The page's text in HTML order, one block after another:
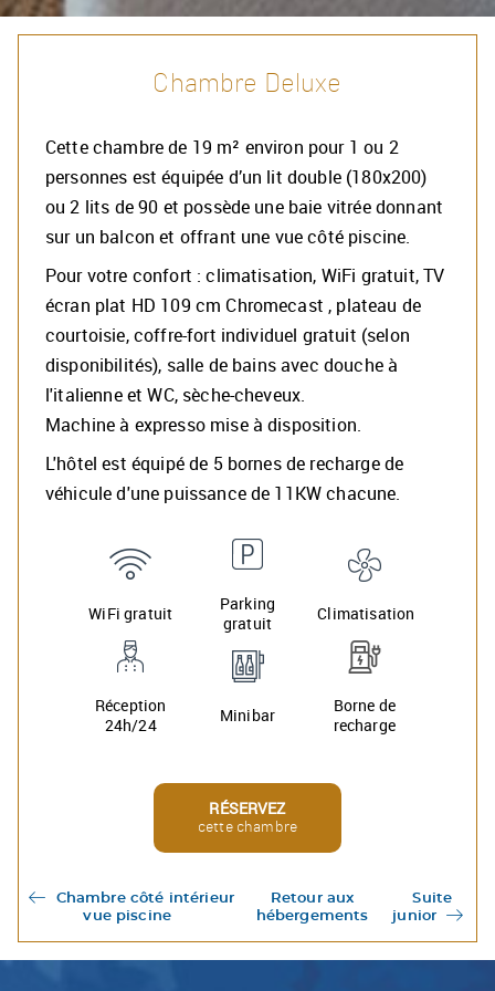
Chambre Deluxe
Cette chambre de 19 m² environ pour 1 ou 2
personnes est équipée d’un lit double (180x200)
ou 2 lits de 90 et possède une baie vitrée donnant
sur un balcon et offrant une vue côté piscine.
Pour votre confort : climatisation, WiFi gratuit, TV
écran plat HD 109 cm Chromecast , plateau de
courtoisie, coffre-fort individuel gratuit (selon
disponibilités), salle de bains avec douche à
l'italienne et WC, sèche-cheveux.
Machine à expresso mise à disposition.
L'hôtel est équipé de 5 bornes de recharge de
véhicule d'une puissance de 11KW chacune.
WiFi gratuit
Parking
gratuit
Climatisation
Réception
24h/24
Minibar
Borne de
recharge
RÉSERVEZ
cette chambre
Chambre côté intérieur
vue piscine
Retour aux
hébergements
Suite
junior
Découvrez notre offre